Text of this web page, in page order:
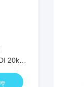
20km